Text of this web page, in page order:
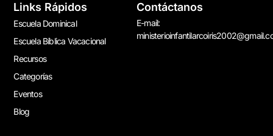
Links Rápidos
Escuela Dominical
Escuela Bíblica Vacacional
Recursos
Categorías
Eventos
Blog
Contáctanos
E-mail: